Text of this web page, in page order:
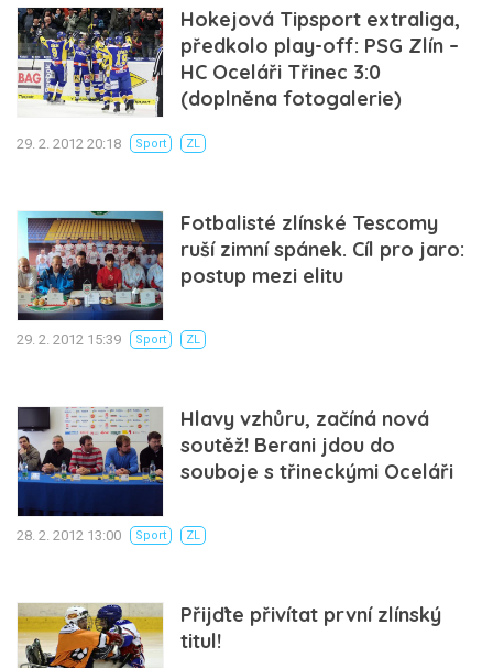
Hokejová Tipsport extraliga,
předkolo play-off: PSG Zlín –
HC Oceláři Třinec 3:0
(doplněna fotogalerie)
29. 2. 2012 20:18 Sport ZL
Fotbalisté zlínské Tescomy
ruší zimní spánek. Cíl pro jaro:
postup mezi elitu
29. 2. 2012 15:39 Sport ZL
Hlavy vzhůru, začíná nová
soutěž! Berani jdou do
souboje s třineckými Oceláři
28. 2. 2012 13:00 Sport ZL
Přijďte přivítat první zlínský
titul!